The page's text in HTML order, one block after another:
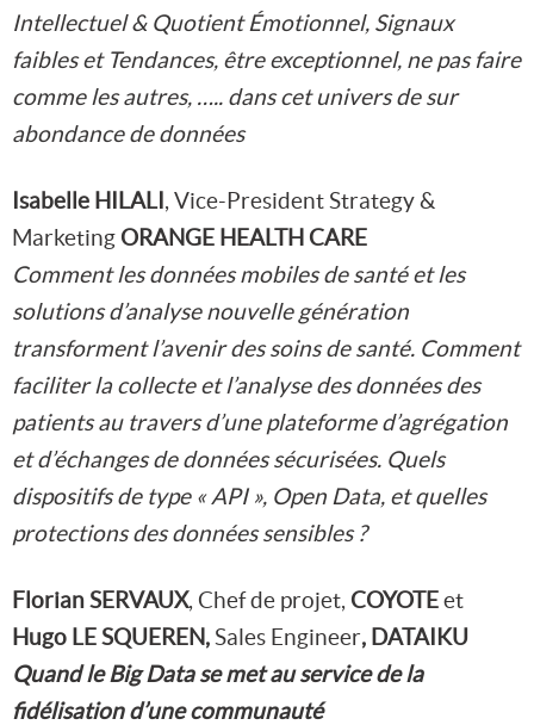
Intellectuel & Quotient Émotionnel, Signaux
faibles et Tendances, être exceptionnel, ne pas faire
comme les autres, ….. dans cet univers de sur
abondance de données
Isabelle HILALI , Vice-President Strategy &
Marketing ORANGE HEALTH CARE
Comment les données mobiles de santé et les
solutions d’analyse nouvelle génération
transforment l’avenir des soins de santé. Comment
faciliter la collecte et l’analyse des données des
patients au travers d’une plateforme d’agrégation
et d’échanges de données sécurisées. Quels
dispositifs de type « API », Open Data, et quelles
protections des données sensibles ?
Florian SERVAUX, Chef de projet, COYOTEet
Hugo LE SQUEREN,Sales Engineer, DATAIKU
Quand le Big Data se met au service de la
fidélisation d’une communauté